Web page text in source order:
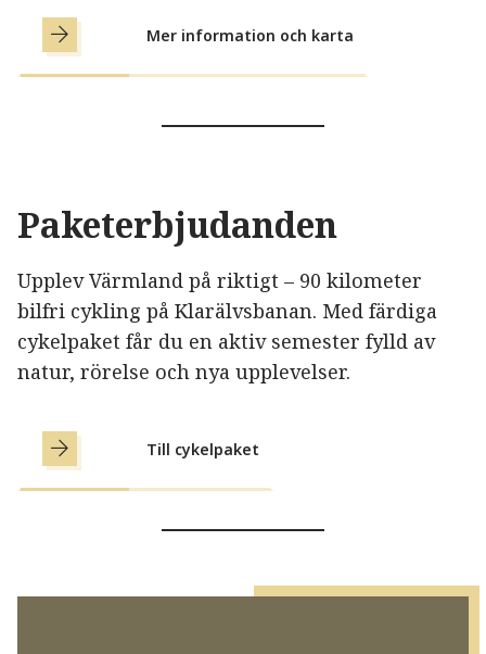
Mer information och karta
Paketerbjudanden
Upplev Värmland på riktigt – 90 kilometer
bilfri cykling på Klarälvsbanan. Med färdiga
cykelpaket får du en aktiv semester fylld av
natur, rörelse och nya upplevelser.
Till cykelpaket